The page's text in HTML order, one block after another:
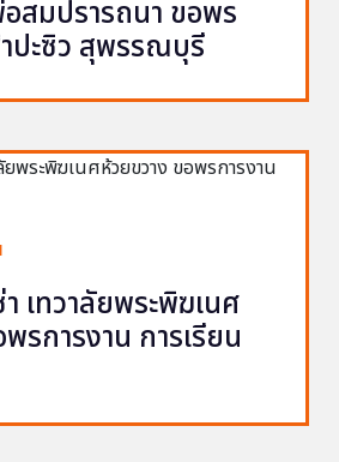
สมปรารถนา ขอพร
ปะซิว สุพรรณบุรี
เทวาลัยพระพิฆเนศ
รการงาน การเรียน